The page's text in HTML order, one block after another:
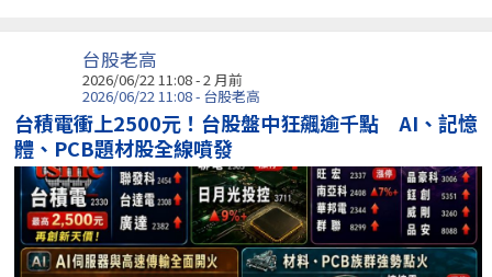
台股老高
2026/06/22 11:08 - 2 月前
2026/06/22 11:08 - 台股老高
台積電衝上2500元！台股盤中狂飆逾千點 AI、記憶
體、PCB題材股全線噴發